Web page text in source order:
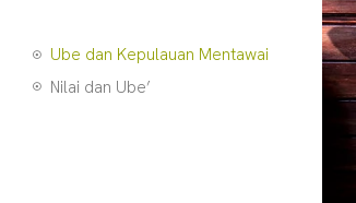
Ube dan Kepulauan Mentawai
Nilai dan Ube’